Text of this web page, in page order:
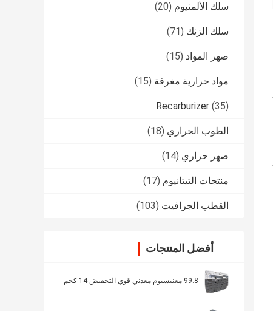
سلك الألمنيوم (20)
سلك الزنك (71)
صهر المواد (15)
مواد حرارية مغرفة (15)
Recarburizer (35)
الطوب الحراري (18)
صهر حراري (14)
منتجات التيتانيوم (17)
القطب الجرافيت (103)
أفضل المنتجات
99.8 مغنيسيوم معدني قوي التخفيض 14 كجم